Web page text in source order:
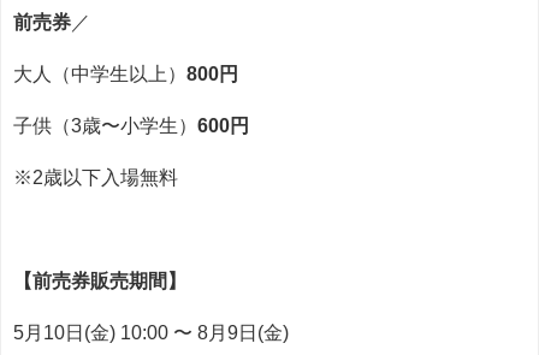
前売券 ／
大人（中学生以上） 800円
子供（3歳〜小学生） 600円
※2歳以下入場無料
【前売券販売期間】
5月10日(金) 10:00 〜 8月9日(金)